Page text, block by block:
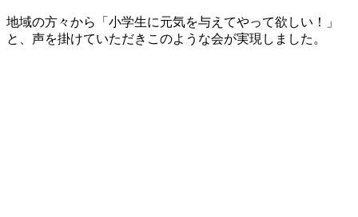
地域の方々から「小学生に元気を与えてやって欲しい！」
と、声を掛けていただきこのような会が実現しました。